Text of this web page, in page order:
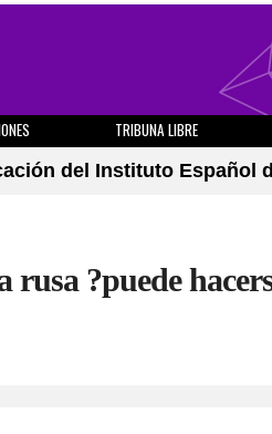
TRIBUNA LIBRE
del Instituto Español
rusa ?puede